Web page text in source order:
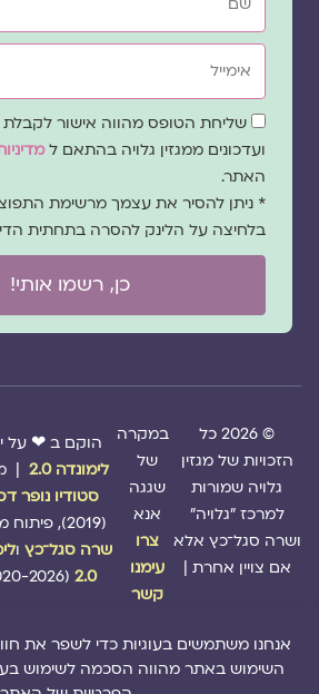
אימייל
שדהשליחת הטופס מהווה אישור לקבלת
ועדכונים ממגזין גלויה בהתאם ל
האתר.
* ניתן להסיר את עצמך מרשימת
בלחיצה על הלינק להסרה בתחתית
כן, רשמו אותי!
© 2026 כל
הזכויות של מגזין
גלויה שמורות
למרכז "גלויה"
ושרה סגל־כץ אלא
אם צויין אחרת |
במקרה
של
שגגה
אנא
צרו
עימנו
קשר
הוקם ב ❤ על
לימונדה 2.0
|
סטודיו נופר
שרה סגל־כץו
2.0
(2020-2026)